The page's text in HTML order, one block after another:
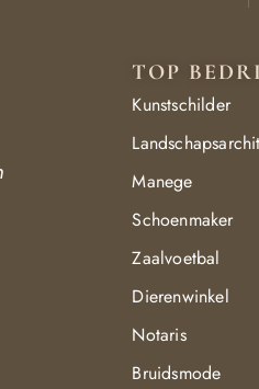
TOP
Kunstschilder
Manege
Schoenmaker
Zaalvoetbal
Dierenwinkel
Notaris
Bruidsmode